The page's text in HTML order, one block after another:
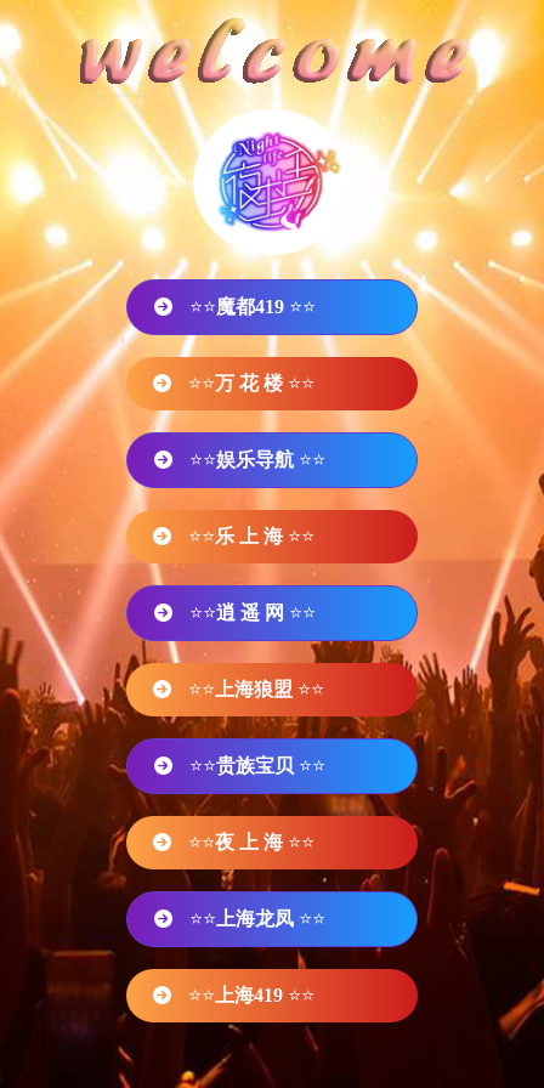
⭐⭐魔都419 ⭐⭐
⭐⭐万 花 楼 ⭐⭐
⭐⭐娱乐导航 ⭐⭐
⭐⭐乐 上 海 ⭐⭐
⭐⭐逍 遥 网 ⭐⭐
⭐⭐ 上海狼盟 ⭐⭐
⭐⭐贵族宝贝 ⭐⭐
⭐⭐夜 上 海 ⭐⭐
⭐⭐ 上海龙凤 ⭐⭐
⭐⭐ 上海419 ⭐⭐